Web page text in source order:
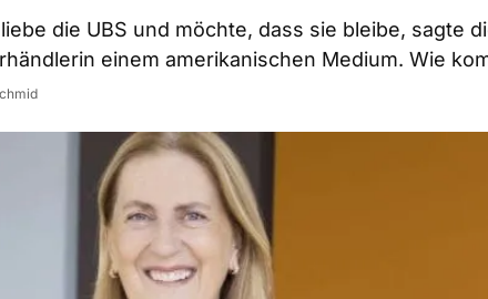
die UBS und möchte, dass sie bleibe, sagte
einem amerikanischen Medium. Wie